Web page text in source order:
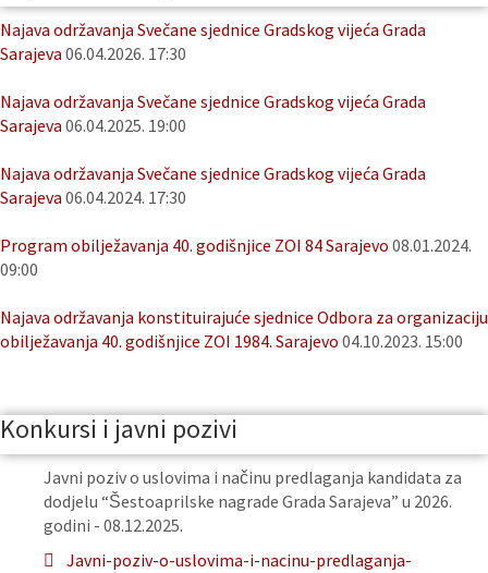
Najava održavanja Svečane sjednice Gradskog vijeća Grada
Sarajeva 06.04.2026. 17:30
Najava održavanja Svečane sjednice Gradskog vijeća Grada
Sarajeva 06.04.2025. 19:00
Najava održavanja Svečane sjednice Gradskog vijeća Grada
Sarajeva 06.04.2024. 17:30
Program obilježavanja 40. godišnjice ZOI 84 Sarajevo 08.01.2024.
09:00
Najava održavanja konstituirajuće sjednice Odbora za organizaciju
obilježavanja 40. godišnjice ZOI 1984. Sarajevo 04.10.2023. 15:00
Konkursi i javni pozivi
Javni poziv o uslovima i načinu predlaganja kandidata za
dodjelu “Šestoaprilske nagrade Grada Sarajeva” u 2026.
godini - 08.12.2025.
Javni-poziv-o-uslovima-i-nacinu-predlaganja-